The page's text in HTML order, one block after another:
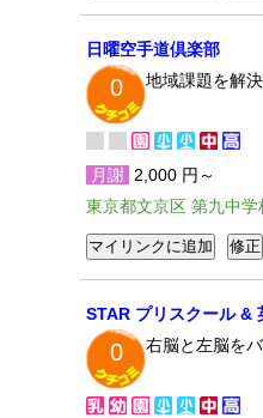
日曜空手道倶楽部
0 地域課題を解
月謝 2,000 円～
東京都文京区 第九中学
STAR プリスクール &
0 右脳と左脳を